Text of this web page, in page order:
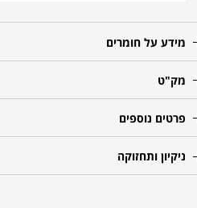
מידע על חומרים
מק"ט
פרטים נוספים
ניקיון ותחזוקה